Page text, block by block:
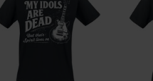
Krátky rukáv
Bez zipsu
čierna